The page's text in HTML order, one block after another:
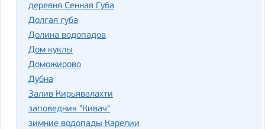
деревня Сенная Губа
Долгая губа
Долина водопадов
Дом куклы
Доможирово
Дубна
Залив Кирьявалахти
заповедник "Кивач"
зимние водопады Карелии